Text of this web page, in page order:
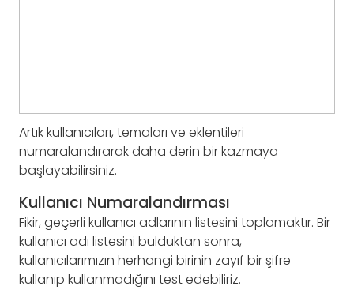
Artık kullanıcıları, temaları ve eklentileri
numaralandırarak daha derin bir kazmaya
başlayabilirsiniz.
Kullanıcı Numaralandırması
Fikir, geçerli kullanıcı adlarının listesini toplamaktır. Bir
kullanıcı adı listesini bulduktan sonra,
kullanıcılarımızın herhangi birinin zayıf bir şifre
kullanıp kullanmadığını test edebiliriz.